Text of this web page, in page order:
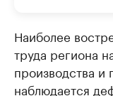
Наиболее
труда региона
производства
наблюдается